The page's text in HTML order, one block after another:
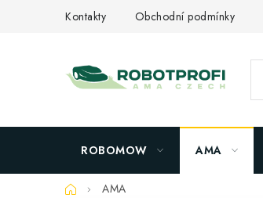
Kontakty Obchodní podmínky
ROBOMOW AMA
DomůAMA